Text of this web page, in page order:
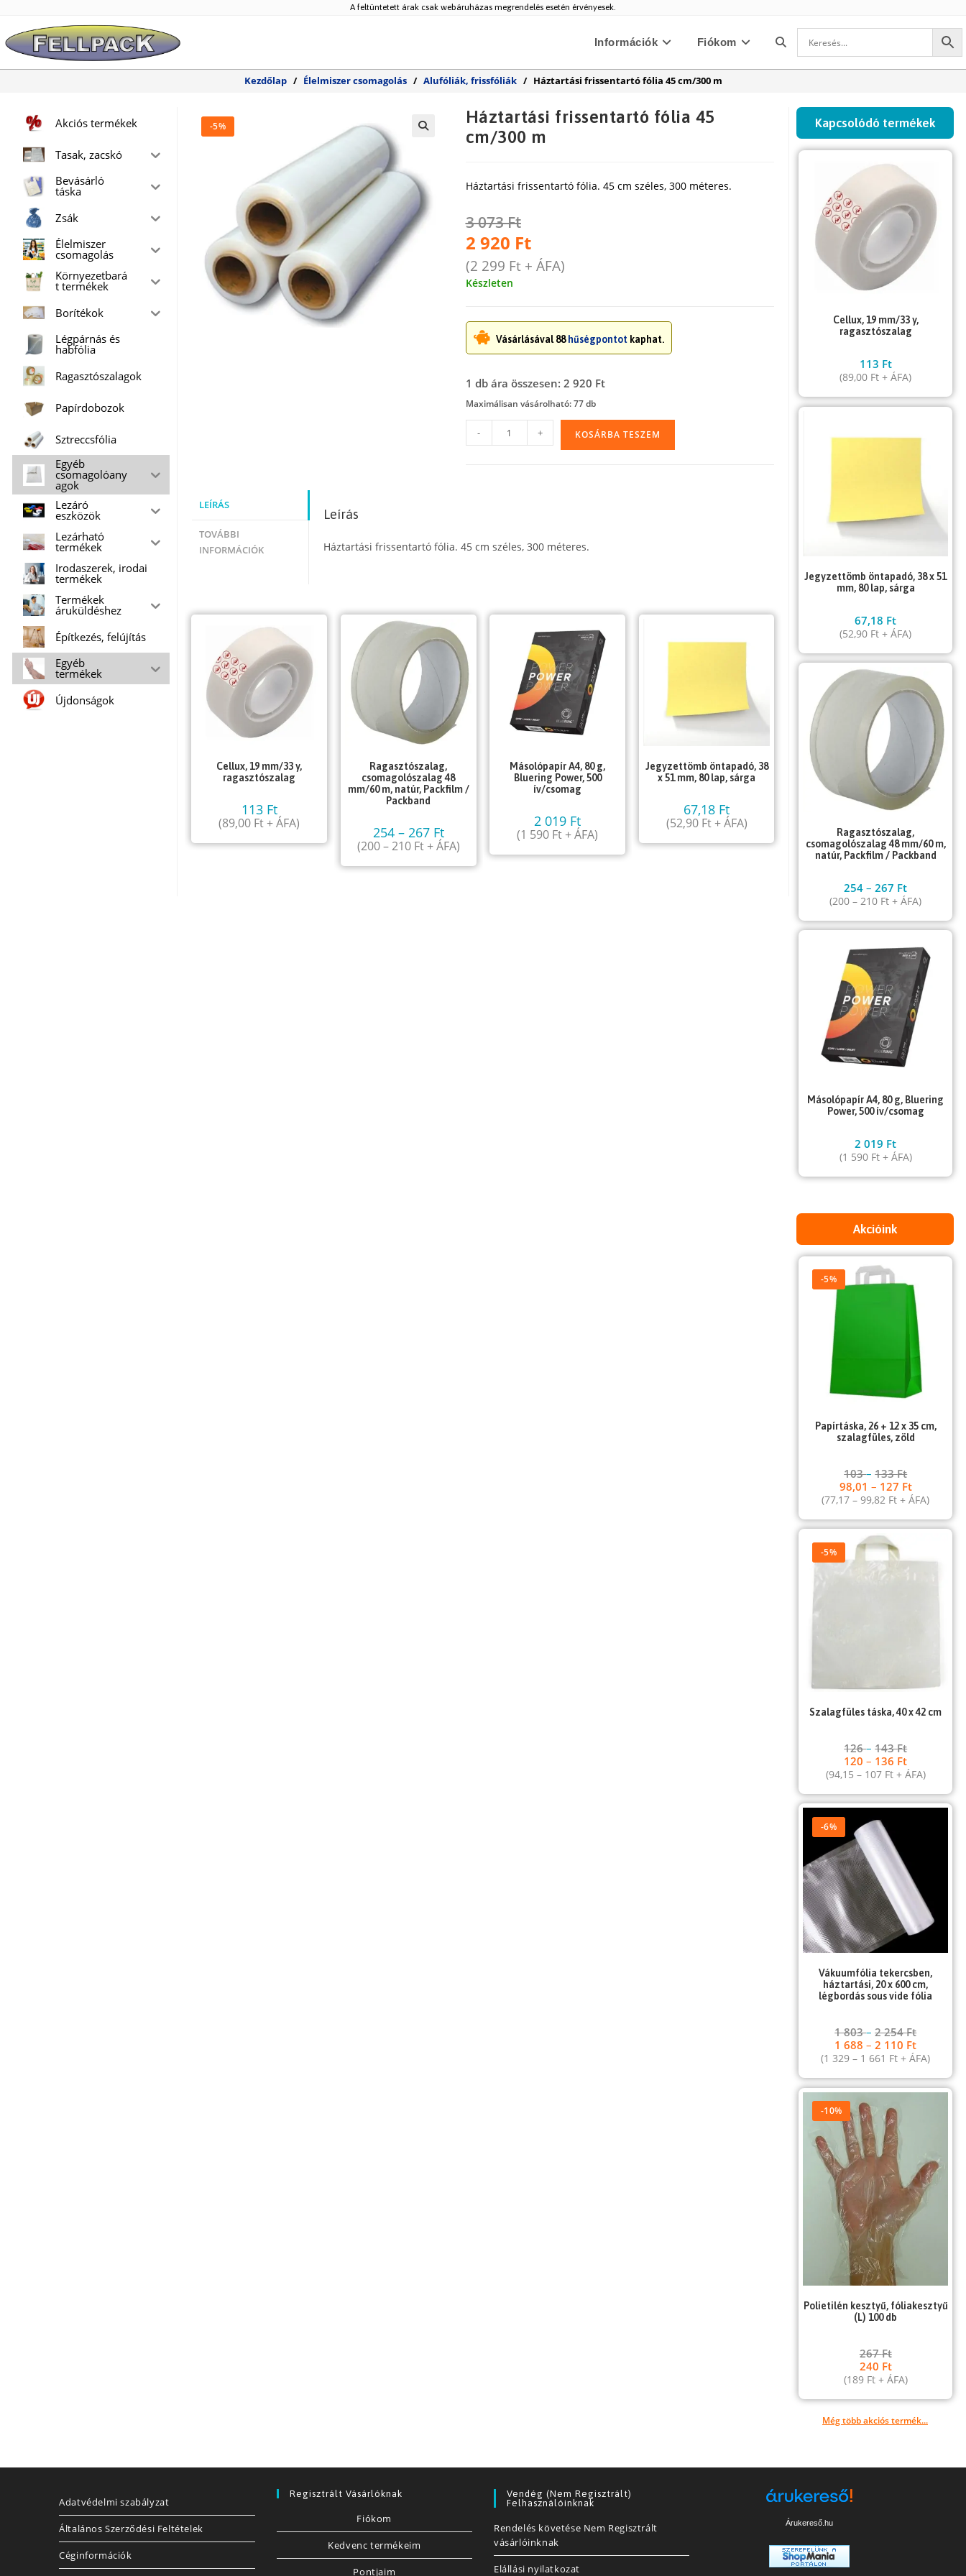
content
A feltüntetett árak csak webáruházas megrendelés esetén érvényesek.
Információk Fiókom Toggle
search
Kezdőlap / Élelmiszer csomagolás / Alufóliák, frissfóliák / Háztartási frissentartó fólia 45 cm/300 m
-5%
Háztartási frissentartó fólia 45
cm/300 m
Háztartási frissentartó fólia. 45 cm széles, 300 méteres.
3 073Ft
2 920 Ft
(2 299 Ft+ ÁFA)
Készleten
Vásárlásával 88 hűségpontotkaphat.
1 db ára összesen: 2 920 Ft
Maximálisan vásárolható: 77 db
Háztartási
frissentartó
- + KOSÁRBA TESZEM
LEÍRÁS
TOVÁBBI
INFORMÁCIÓK
Leírás
Háztartási frissentartó fólia. 45 cm széles, 300 méteres.
Cellux, 19 mm/33 y,
ragasztószalag
113 Ft
(89,00 Ft+ ÁFA)
Ragasztószalag,
csomagolószalag 48
mm/60 m, natúr, Packfilm /
Packband
254 – 267 Ft
(200–210 Ft+ ÁFA)
Másolópapír A4, 80 g,
Bluering Power, 500
ív/csomag
2 019 Ft
(1 590 Ft+ ÁFA)
Jegyzettömb öntapadó, 38
x 51 mm, 80 lap, sárga
67,18 Ft
(52,90 Ft+ ÁFA)
Akciós termékek
Tasak, zacskó
Bevásárló
táska
Zsák
Élelmiszer
csomagolás
Környezetbará
t termékek
Borítékok
Légpárnás és
habfólia
Ragasztószalagok
Papírdobozok
Sztreccsfólia
Egyéb
csomagolóany
agok
Lezáró
eszközök
Lezárható
termékek
Irodaszerek, irodai
termékek
Termékek
áruküldéshez
Építkezés, felújítás
Egyéb
termékek
Újdonságok
Kapcsolódó termékek
Cellux, 19 mm/33 y,
ragasztószalag
113 Ft
(89,00 Ft + ÁFA)
Jegyzettömb öntapadó, 38 x 51
mm, 80 lap, sárga
67,18 Ft
(52,90 Ft + ÁFA)
Ragasztószalag,
csomagolószalag 48 mm/60 m,
natúr, Packfilm / Packband
254–267 Ft
(200–210 Ft + ÁFA)
Másolópapír A4, 80 g, Bluering
Power, 500 ív/csomag
2 019 Ft
(1 590 Ft+ ÁFA)
Akcióink
-5%
Papírtáska, 26 + 12 x 35 cm,
szalagfüles, zöld
103–133Ft
98,01 – 127 Ft
(77,17–99,82 Ft + ÁFA)
-5%
Szalagfüles táska, 40 x 42 cm
126–143Ft
120– 136 Ft
(94,15 – 107 Ft+ ÁFA)
-6%
Vákuumfólia tekercsben,
háztartási, 20 x 600 cm,
légbordás sous vide fólia
1 803–2 254Ft
1 688–2 110 Ft
(1 329– 1 661 Ft + ÁFA)
-10%
Polietilén kesztyű, fóliakesztyű
(L) 100 db
267Ft
240 Ft
(189 Ft+ ÁFA)
Még több akciós termék...
Adatvédelmi szabályzat
Általános Szerződési Feltételek
Céginformációk
Regisztrált Vásárlóknak
Fiókom
Kedvenc termékeim
Pontjaim
Vendég (nem Regisztrált)
Felhasználóinknak
Rendelés követése Nem Regisztrált
vásárlóinknak
Elállási nyilatkozat
Árukereső.hu